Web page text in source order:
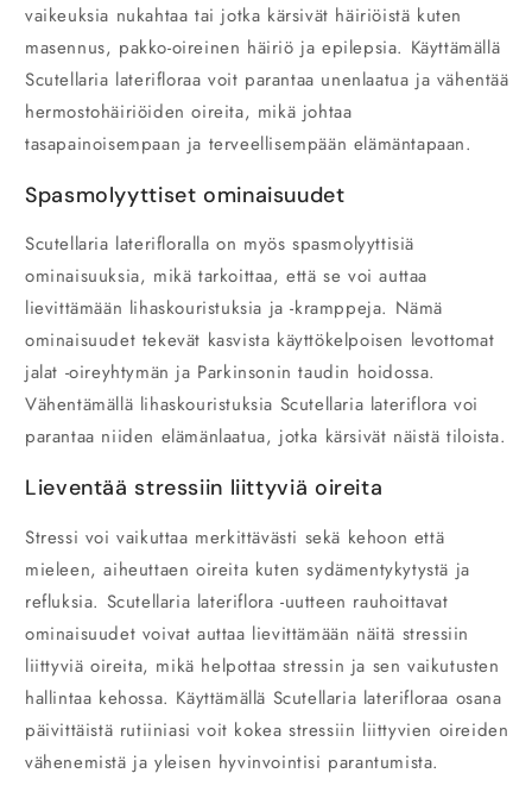
vaikeuksia nukahtaa tai jotka kärsivät häiriöistä kuten
masennus, pakko-oireinen häiriö ja epilepsia. Käyttämällä
Scutellaria laterifloraa voit parantaa unenlaatua ja vähentää
hermostohäiriöiden oireita, mikä johtaa
tasapainoisempaan ja terveellisempään elämäntapaan.
Spasmolyyttiset ominaisuudet
Scutellaria laterifloralla on myös spasmolyyttisiä
ominaisuuksia, mikä tarkoittaa, että se voi auttaa
lievittämään lihaskouristuksia ja -kramppeja. Nämä
ominaisuudet tekevät kasvista käyttökelpoisen levottomat
jalat -oireyhtymän ja Parkinsonin taudin hoidossa.
Vähentämällä lihaskouristuksia Scutellaria lateriflora voi
parantaa niiden elämänlaatua, jotka kärsivät näistä tiloista.
Lieventää stressiin liittyviä oireita
Stressi voi vaikuttaa merkittävästi sekä kehoon että
mieleen, aiheuttaen oireita kuten sydämentykytystä ja
refluksia. Scutellaria lateriflora -uutteen rauhoittavat
ominaisuudet voivat auttaa lievittämään näitä stressiin
liittyviä oireita, mikä helpottaa stressin ja sen vaikutusten
hallintaa kehossa. Käyttämällä Scutellaria laterifloraa osana
päivittäistä rutiiniasi voit kokea stressiin liittyvien oireiden
vähenemistä ja yleisen hyvinvointisi parantumista.